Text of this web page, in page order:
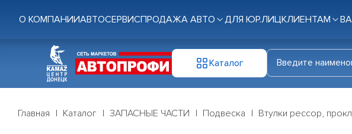
О КОМПАНИИАВТОСЕРВИСПРОДАЖА АВТО ДЛЯ ЮР.ЛИЦКЛИЕНТАМ
Каталог
Главная Каталог ЗАПАСНЫЕ ЧАСТИ Подвеска Втулки рессор,